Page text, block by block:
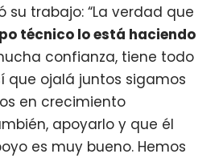
trabajo: “La verdad que
técnico lo está haciendo
confianza, tiene todo
que ojalá juntos sigamos
en crecimiento
apoyarlo y que él
es muy bueno. Hemos